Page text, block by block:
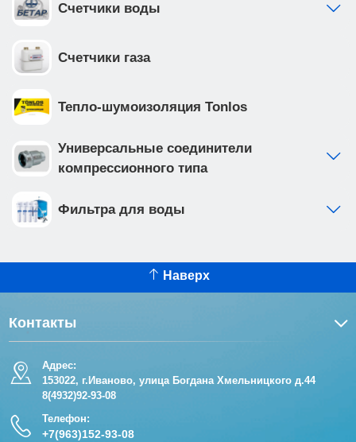
Счетчики воды
Счетчики газа
Тепло-шумоизоляция Tonlos
Универсальные соединители
компрессионного типа
Фильтра для воды
Наверх
Контакты
Адрес:
153022, г.Иваново, улица Богдана Хмельницкого д.44
8(4932)92-93-08
Телефон:
+7(963)152-93-08